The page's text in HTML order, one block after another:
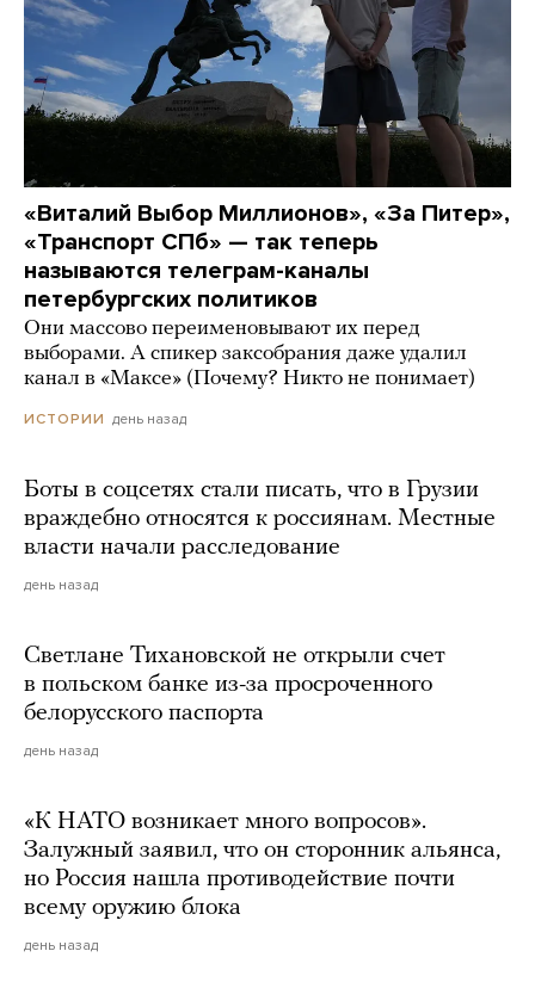
«Виталий Выбор Миллионов», «За Питер»,
«Транспорт СПб» — так теперь
называются телеграм-каналы
петербургских политиков
Они массово переименовывают их перед
выборами. А спикер заксобрания даже удалил
канал в «Максе» (Почему? Никто не понимает)
ИСТОРИИ день назад
Боты в соцсетях стали писать, что в Грузии
враждебно относятся к россиянам. Местные
власти начали расследование
день назад
Светлане Тихановской не открыли счет
в польском банке из-за просроченного
белорусского паспорта
день назад
«К НАТО возникает много вопросов».
Залужный заявил, что он сторонник альянса,
но Россия нашла противодействие почти
всему оружию блока
день назад